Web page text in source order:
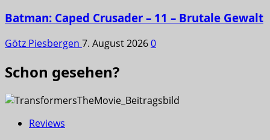
Batman: Caped Crusader – 11 – Brutale Gewalt
Götz Piesbergen 7. August 20260
Schon gesehen?
Reviews